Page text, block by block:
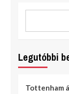
Legutóbbi
Tottenham